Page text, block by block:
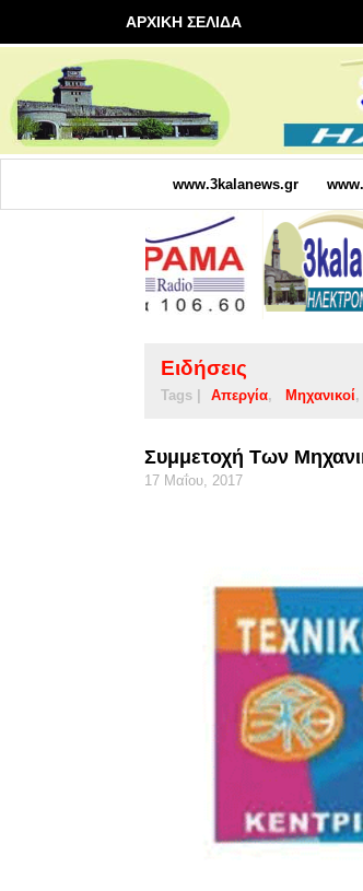
ΑΡΧΙΚΗ ΣΕΛΙΔΑ
www.3kalanews.gr
Ειδήσεις
Tags | Απεργία Μηχανικοί
Συμμετοχή Των
17 Μαΐου, 2017